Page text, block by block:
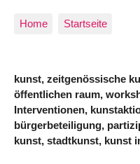
Home Startseite
kunst, zeitgenössische
öffentlichen raum,
Interventionen,
bürgerbeteiligung,
kunst, stadtkunst, kunst